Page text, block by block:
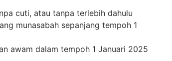
cuti, atau tanpa terlebih dahulu
munasabah sepanjang tempoh 1
awam dalam tempoh 1 Januari 2025